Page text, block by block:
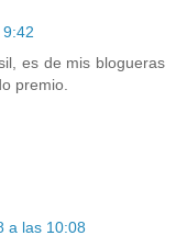
es de mis blogueras
premio.
a las 10:08